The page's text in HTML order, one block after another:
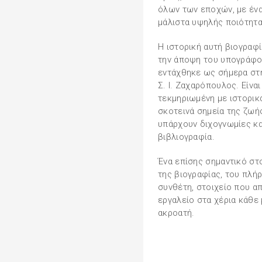
όλων των εποχών, με ένα
μάλιστα υψηλής
Η ιστορική αυτή
την άποψη του
εντάχθηκε ως σήμερα
Σ. Ι. Ζαχαρόπουλος.
τεκμηριωμένη με
σκοτεινά σημεία της
υπάρχουν διχογνωμίες
βιβλιογραφία.
Ένα επίσης σημαντικό
της βιογραφίας, του
συνθέτη, στοιχείο που
εργαλείο στα χέρια
ακροατή.